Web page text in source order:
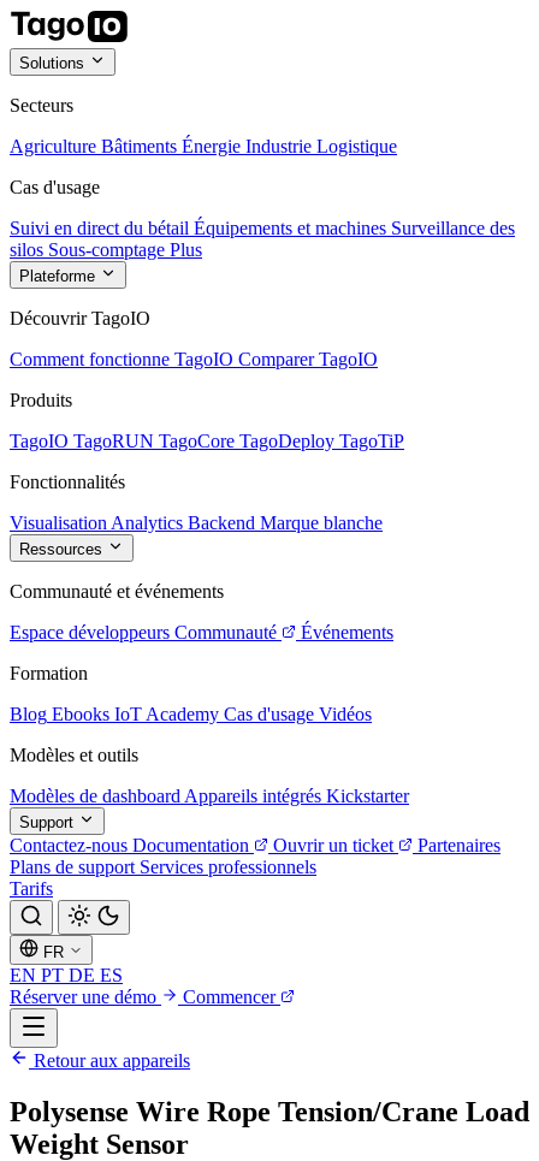
Solutions
Secteurs
Agriculture Bâtiments Énergie Industrie Logistique
Cas d'usage
Suivi en direct du bétail Équipements et machines Surveillance des
silos Sous-comptage Plus
Plateforme
Découvrir TagoIO
Comment fonctionne TagoIO Comparer TagoIO
Produits
TagoIO TagoRUN TagoCore TagoDeploy TagoTiP
Fonctionnalités
Visualisation Analytics Backend Marque blanche
Ressources
Communauté et événements
Espace développeurs Communauté
Événements
Formation
Blog Ebooks IoT Academy Cas d'usage Vidéos
Modèles et outils
Modèles de dashboard Appareils intégrés Kickstarter
Support
Contactez-nous Documentation Ouvrir un ticket
Partenaires
Plans de support Services professionnels
Tarifs
FR
EN PT DE ES
Réserver une démo
Commencer
Retour aux appareils
Polysense Wire Rope Tension/Crane Load
Weight Sensor